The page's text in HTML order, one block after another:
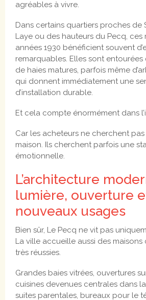
agréables à vivre.
Dans certains quartiers proches de
Laye ou des hauteurs du Pecq, ces
années 1930 bénéficient souvent
remarquables. Elles sont entourées
de haies matures, parfois même
qui donnent immédiatement une
d’installation durable.
Et cela compte énormément dans
Car les acheteurs ne cherchent
maison. Ils cherchent parfois une
émotionnelle.
L’architecture
lumière, ouverture
nouveaux usages
Bien sûr, Le Pecq ne vit pas
La ville accueille aussi des
très réussies.
Grandes baies vitrées, ouvertures
cuisines devenues centrales dans
suites parentales, bureaux pour le